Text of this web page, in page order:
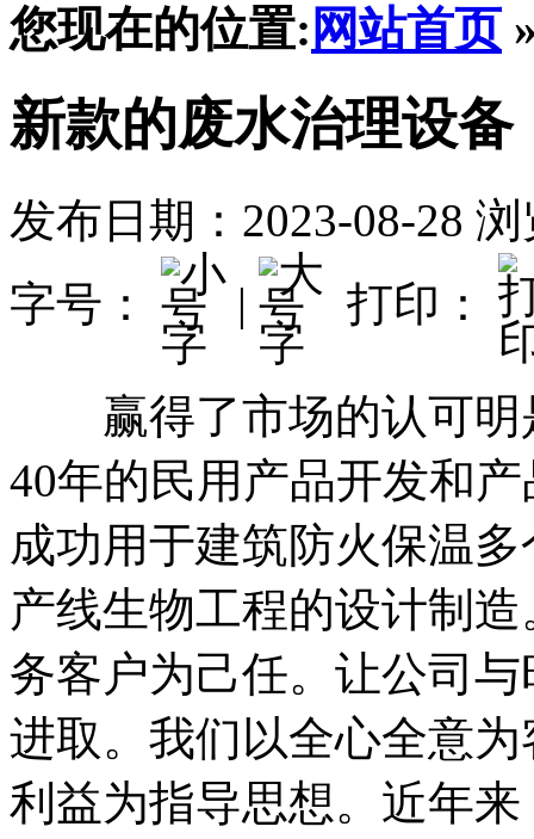
您现在的位置: 网站首页
新款的废水治理设备
发布日期：2023-08-28 浏
字号：
| 打印：
赢得了市场的认可明
40年的民用产品开发和
成功用于建筑防火保温
产线生物工程的设计制
务客户为己任。让公司
进取。我们以全心全意
利益为指导思想。近年